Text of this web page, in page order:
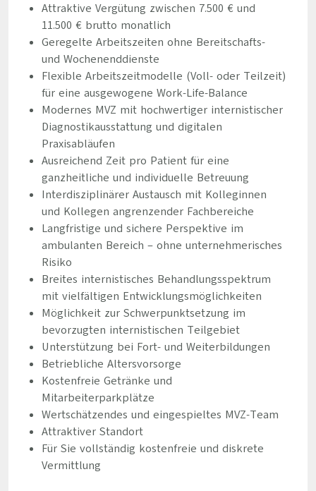
Attraktive Vergütung zwischen 7.500 € und
11.500 € brutto monatlich
Geregelte Arbeitszeiten ohne Bereitschafts-
und Wochenenddienste
Flexible Arbeitszeitmodelle (Voll- oder Teilzeit)
für eine ausgewogene Work-Life-Balance
Modernes MVZ mit hochwertiger internistischer
Diagnostikausstattung und digitalen
Praxisabläufen
Ausreichend Zeit pro Patient für eine
ganzheitliche und individuelle Betreuung
Interdisziplinärer Austausch mit Kolleginnen
und Kollegen angrenzender Fachbereiche
Langfristige und sichere Perspektive im
ambulanten Bereich – ohne unternehmerisches
Risiko
Breites internistisches Behandlungsspektrum
mit vielfältigen Entwicklungsmöglichkeiten
Möglichkeit zur Schwerpunktsetzung im
bevorzugten internistischen Teilgebiet
Unterstützung bei Fort- und Weiterbildungen
Betriebliche Altersvorsorge
Kostenfreie Getränke und
Mitarbeiterparkplätze
Wertschätzendes und eingespieltes MVZ-Team
Attraktiver Standort
Für Sie vollständig kostenfreie und diskrete
Vermittlung